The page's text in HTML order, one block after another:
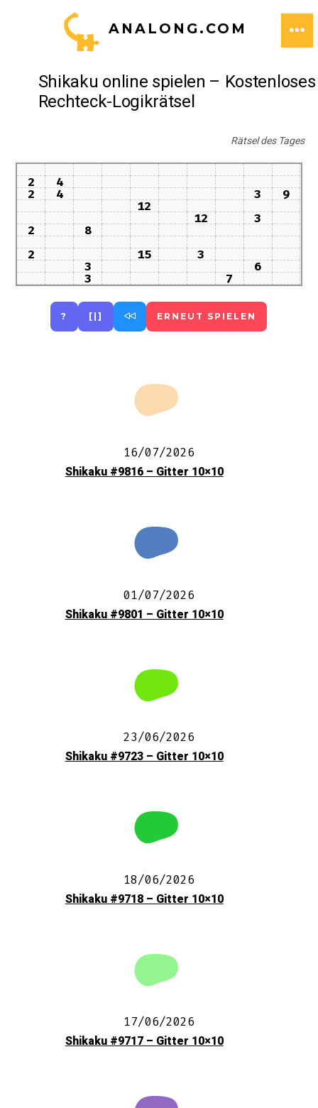
ANALONG.COM
Shikaku online spielen – Kostenloses
Rechteck-Logikrätsel
Rätsel des Tages
2 4
2 4 3 9
12
12 3
2
8
2
15 3
3 6
3 7
? [|] ERNEUT SPIELEN
16/07/2026
Shikaku #9816 – Gitter 10×10
01/07/2026
Shikaku #9801 – Gitter 10×10
23/06/2026
Shikaku #9723 – Gitter 10×10
18/06/2026
Shikaku #9718 – Gitter 10×10
17/06/2026
Shikaku #9717 – Gitter 10×10